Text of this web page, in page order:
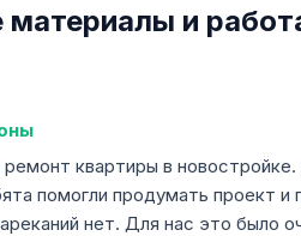
материалы и
квартиры в
помогли продумать проект
нет. Для нас это было